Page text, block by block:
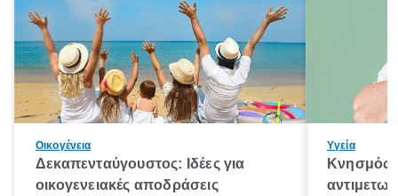
Οικογένεια
Δεκαπενταύγουστος: Ιδέες για
οικογενειακές αποδράσεις
Υγεία
Κνησμός: